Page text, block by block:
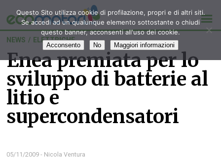
NEWS / ELETTRICHE
Enea premiata per lo
sviluppo di batterie al
litio e
supercondensatori
05/11/2009 - Nicola Ventura
Questo Sito utilizza cookie di profilazione, propri e di altri siti.
Se accedi ad un qualunque elemento sottostante o chiudi
questo banner, acconsenti all'uso dei cookie.
Acconsento No Maggiori informazioni